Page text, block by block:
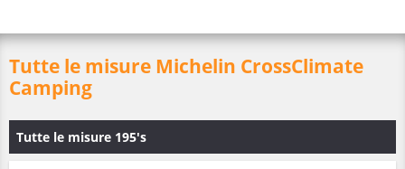
Tutte le misure Michelin CrossClimate
Camping
Tutte le misure 195's